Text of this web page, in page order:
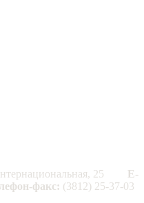
25
E-
факс: (3812) 25-37-03